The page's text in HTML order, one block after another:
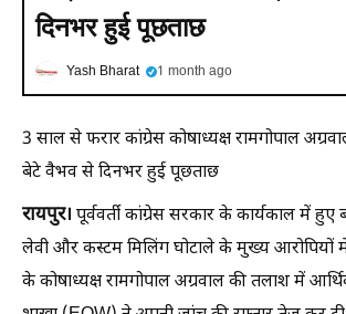
दिनभर हुई पूछताछ
Yash Bharat 1 month ago
3 साल से फरार कांग्रेस कोषाध्यक्ष रामगोपाल
बेटे वैभव से दिनभर हुई पूछताछ
रायपुर। पूर्ववर्ती कांग्रेस सरकार के कार्यकाल में हुए
लेवी और कस्टम मिलिंग घोटाले के मुख्य
के कोषाध्यक्ष रामगोपाल अग्रवाल की तलाश में